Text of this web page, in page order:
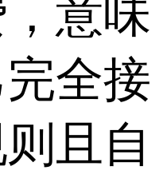
意味
全接
且自